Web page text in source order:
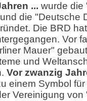
... wurde die
die "Deutsche
Die BRD
Vor
Mauer"
und
Vor zwanzig
einem Symbol
Vereinigung von